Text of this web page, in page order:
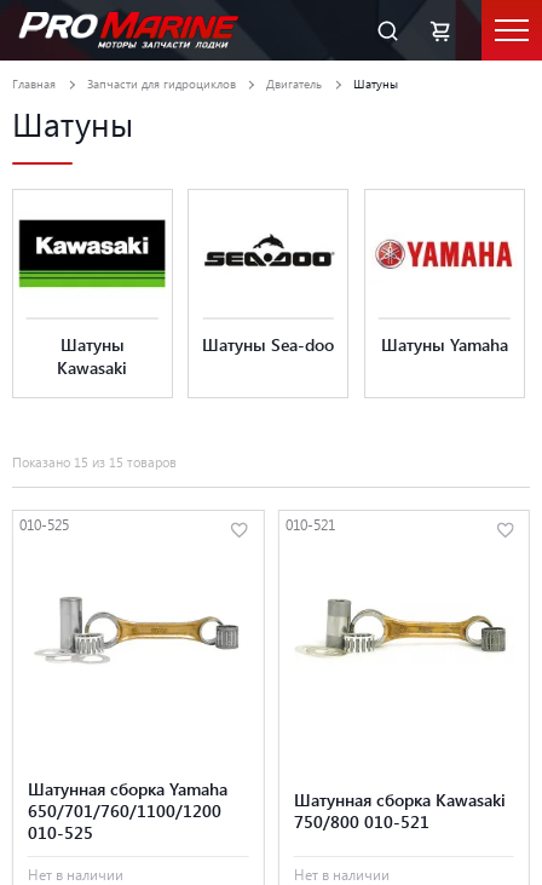
Главная Запчасти для гидроциклов Двигатель Шатуны
Шатуны
Шатуны
Kawasaki
Шатуны Sea-doo Шатуны Yamaha
Показано 15 из 15 товаров
010-525
Шатунная сборка Yamaha
650/701/760/1100/1200
010-525
Нет в наличии
010-521
Шатунная сборка Kawasaki
750/800 010-521
Нет в наличии